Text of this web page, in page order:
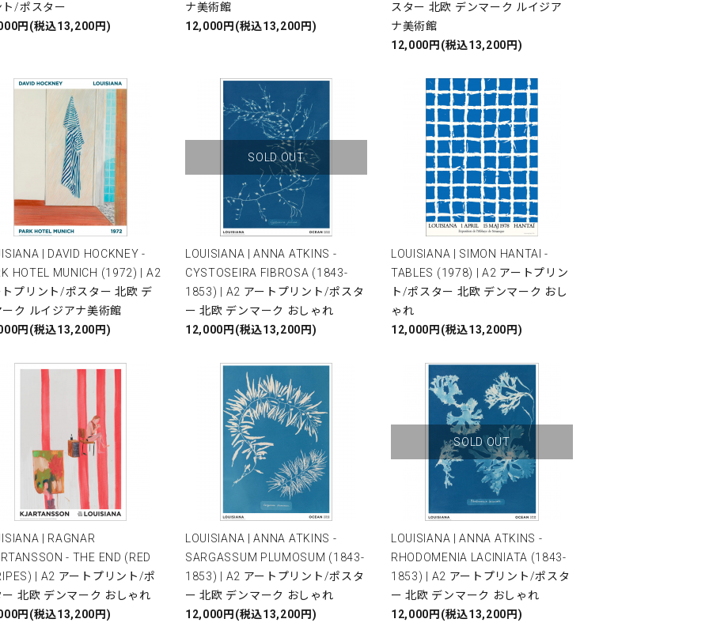
ト/ポスター
円(税込13,200円)
ナ美術館
12,000円(税込13,200円)
スター 北欧 デンマーク ルイジア
ナ美術館
12,000円(税込13,200円)
| DAVID HOCKNEY -
HOTEL MUNICH (1972) | A2
トプリント/ポスター 北欧 デ
ーク ルイジアナ美術館
円(税込13,200円)
SOLD OUT
LOUISIANA | ANNA ATKINS -
CYSTOSEIRA FIBROSA (1843-
1853) | A2 アートプリント/ポスタ
ー 北欧 デンマーク おしゃれ
12,000円(税込13,200円)
LOUISIANA | SIMON HANTAI -
TABLES (1978) | A2 アートプリン
ト/ポスター 北欧 デンマーク おし
ゃれ
12,000円(税込13,200円)
| RAGNAR
- THE END (RED
| A2 アートプリント/ポ
ー 北欧 デンマーク おしゃれ
円(税込13,200円)
LOUISIANA | ANNA ATKINS -
SARGASSUM PLUMOSUM (1843-
1853) | A2 アートプリント/ポスタ
ー 北欧 デンマーク おしゃれ
12,000円(税込13,200円)
SOLD OUT
LOUISIANA | ANNA ATKINS -
RHODOMENIA LACINIATA (1843-
1853) | A2 アートプリント/ポスタ
ー 北欧 デンマーク おしゃれ
12,000円(税込13,200円)